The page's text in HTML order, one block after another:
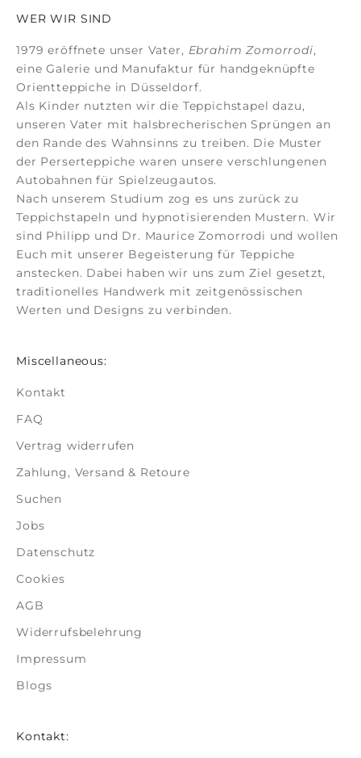
WER WIR SIND
1979 eröffnete unser Vater, Ebrahim Zomorrodi,
eine Galerie und Manufaktur für handgeknüpfte
Orientteppiche in Düsseldorf.
Als Kinder nutzten wir die Teppichstapel dazu,
unseren Vater mit halsbrecherischen Sprüngen an
den Rande des Wahnsinns zu treiben. Die Muster
der Perserteppiche waren unsere verschlungenen
Autobahnen für Spielzeugautos.
Nach unserem Studium zog es uns zurück zu
Teppichstapeln und hypnotisierenden Mustern. Wir
sind Philipp und Dr. Maurice Zomorrodi und wollen
Euch mit unserer Begeisterung für Teppiche
anstecken. Dabei haben wir uns zum Ziel gesetzt,
traditionelles Handwerk mit zeitgenössischen
Werten und Designs zu verbinden.
Miscellaneous:
Kontakt
FAQ
Vertrag widerrufen
Zahlung, Versand & Retoure
Suchen
Jobs
Datenschutz
Cookies
AGB
Widerrufsbelehrung
Impressum
Blogs
Kontakt: